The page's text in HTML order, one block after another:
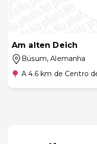
Am alten Deich
Büsum, Alemanha
A 4.6 km de Centro